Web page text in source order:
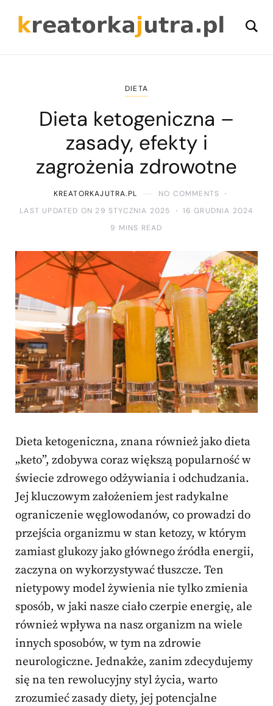
DIETA
Dieta ketogeniczna –
zasady, efekty i
zagrożenia zdrowotne
KREATORKAJUTRA.PL
NO COMMENTS
LAST UPDATED ON 29 STYCZNIA 2025
16 GRUDNIA 2024
9 MINS READ
Dieta ketogeniczna, znana również jako dieta
„keto”, zdobywa coraz większą popularność w
świecie zdrowego odżywiania i odchudzania.
Jej kluczowym założeniem jest radykalne
ograniczenie węglowodanów, co prowadzi do
przejścia organizmu w stan ketozy, w którym
zamiast glukozy jako głównego źródła energii,
zaczyna on wykorzystywać tłuszcze. Ten
nietypowy model żywienia nie tylko zmienia
sposób, w jaki nasze ciało czerpie energię, ale
również wpływa na nasz organizm na wiele
innych sposobów, w tym na zdrowie
neurologiczne. Jednakże, zanim zdecydujemy
się na ten rewolucyjny styl życia, warto
zrozumieć zasady diety, jej potencjalne